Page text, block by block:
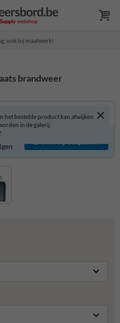
ook bij maatwerk!
brandweer
het bestelde product kan afwijken
in de galerij.
Ontwerp aanpassen